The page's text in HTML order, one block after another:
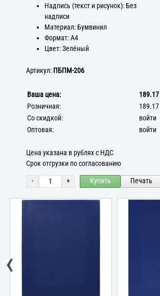
Надпись (текст и рисунок): Без
надписи
Материал: Бумвинил
Формат: А4
Цвет: Зелёный
Артикул: ПБПМ-206
Ваша цена:
189.17
Розничная:
189.17
Со скидкой:
войти
Оптовая:
войти
Цена указана в рублях с НДС
Срок отгрузки по согласованию
- + Купить Печать
‹